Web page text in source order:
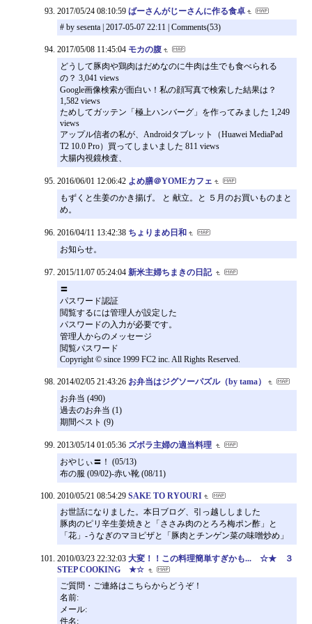
2017/05/24 08:10:59 ばーさんがじーさんに作る食卓
# by sesenta | 2017-05-07 22:11 | Comments(53)
2017/05/08 11:45:04 モカの腹
どうして豚肉や鶏肉はだめなのに牛肉は生でも食べられる
の？ 3,041 views
Google画像検索が面白い！私の顔写真で検索した結果は？
1,582 views
ためしてガッテン「極上ハンバーグ」を作ってみました 1,249
views
アップル信者の私が、Androidタブレット（Huawei MediaPad
T2 10.0 Pro）買ってしまいました 811 views
大腸内視鏡検査、
2016/06/01 12:06:42 よめ膳＠YOMEカフェ
もずくと生姜のかき揚げ。 と 献立。と ５月のお買いものまと
め。
2016/04/11 13:42:38 ちょりまめ日和
お知らせ。
2015/11/07 05:24:04 新米主婦ちまきの日記
〓
パスワード認証
閲覧するには管理人が設定した
パスワードの入力が必要です。
管理人からのメッセージ
閲覧パスワード
Copyright © since 1999 FC2 inc. All Rights Reserved.
2014/02/05 21:43:26 お弁当はジグソーパズル（by tama）
お弁当 (490)
過去のお弁当 (1)
期間ベスト (9)
2013/05/14 01:05:36 ズボラ主婦の適当料理
おやじぃ〓！ (05/13)
布の服 (09/02)-赤い靴 (08/11)
2010/05/21 08:54:29 SAKE TO RYOURI
お世話になりました。本日ブログ、引っ越ししました
豚肉のピリ辛生姜焼きと「ささみ肉のとろろ梅ポン酢」と
「花」-うなぎのマヨピザと「豚肉とチンゲン菜の味噌炒め」
2010/03/23 22:32:03 大変！！この料理簡単すぎかも... ☆★ ３
STEP COOKING ★☆
ご質問・ご連絡はこちらからどうぞ！
名前:
メール:
件名: